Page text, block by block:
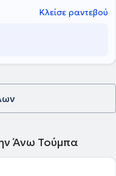
Κλείσε ραντεβού
Άνω Τούμπα